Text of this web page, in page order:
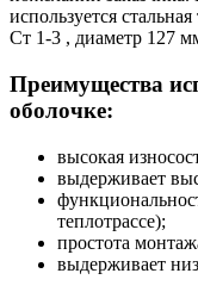
используется
Ст 1-3 , диаметр 127
Преимущества
оболочке:
высокая
выдерживает
теплотрассе);
простота
выдерживает